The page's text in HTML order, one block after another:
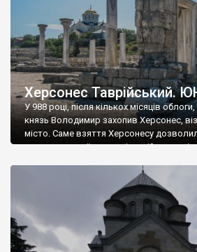
Херсонес Таврійський.
У 988 році, після кількох місяців
князь Володимир захопив Херсонес,
місто. Саме взяття Херсонесу
диктувати свої умови візантійському
Херсонесі Володимир-язичник, став
А потім було Хрещення Русі. На честь